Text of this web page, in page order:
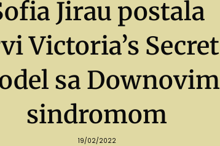
Jirau postala
Victoria’s Secret
sa Downovim
sindromom
19/02/2022